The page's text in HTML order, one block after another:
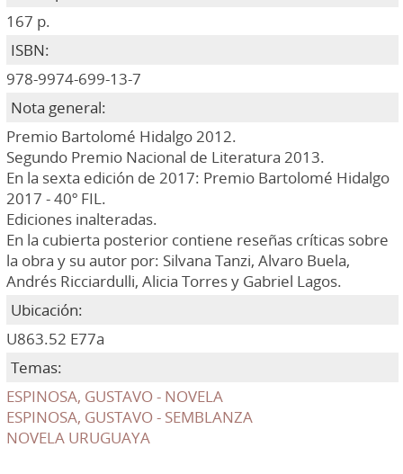
167 p.
ISBN:
978-9974-699-13-7
Nota general:
Premio Bartolomé Hidalgo 2012.
Segundo Premio Nacional de Literatura 2013.
En la sexta edición de 2017: Premio Bartolomé Hidalgo
2017 - 40º FIL.
Ediciones inalteradas.
En la cubierta posterior contiene reseñas críticas sobre
la obra y su autor por: Silvana Tanzi, Alvaro Buela,
Andrés Ricciardulli, Alicia Torres y Gabriel Lagos.
Ubicación:
U863.52 E77a
Temas:
ESPINOSA, GUSTAVO - NOVELA
ESPINOSA, GUSTAVO - SEMBLANZA
NOVELA URUGUAYA